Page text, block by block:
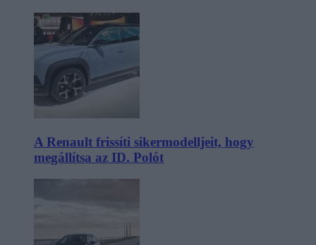
A Renault frissíti sikermodelljeit, hogy
megállítsa az ID. Polót